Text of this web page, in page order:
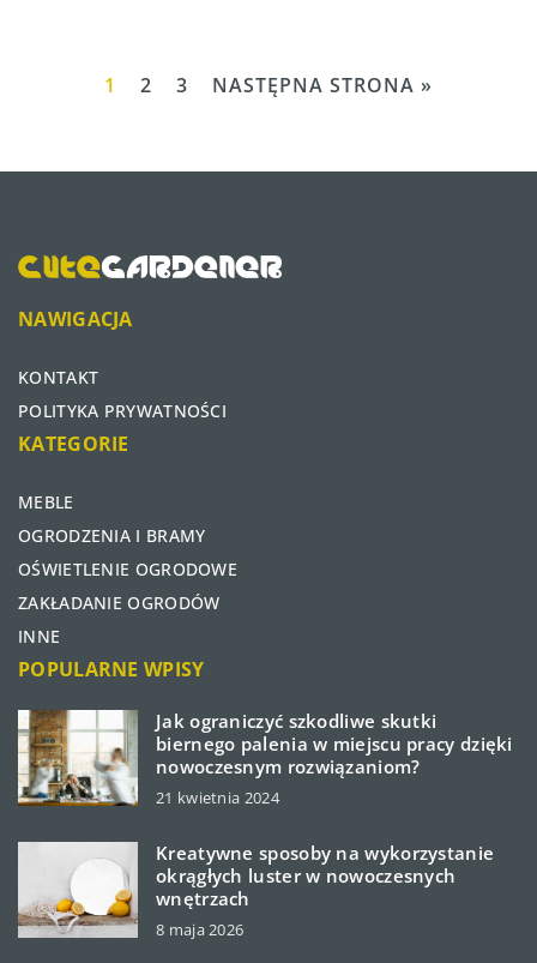
1 2 3 NASTĘPNA STRONA »
NAWIGACJA
KONTAKT
POLITYKA PRYWATNOŚCI
KATEGORIE
MEBLE
OGRODZENIA I BRAMY
OŚWIETLENIE OGRODOWE
ZAKŁADANIE OGRODÓW
INNE
POPULARNE WPISY
Jak ograniczyć szkodliwe skutki
biernego palenia w miejscu pracy dzięki
nowoczesnym rozwiązaniom?
21 kwietnia 2024
Kreatywne sposoby na wykorzystanie
okrągłych luster w nowoczesnych
wnętrzach
8 maja 2026